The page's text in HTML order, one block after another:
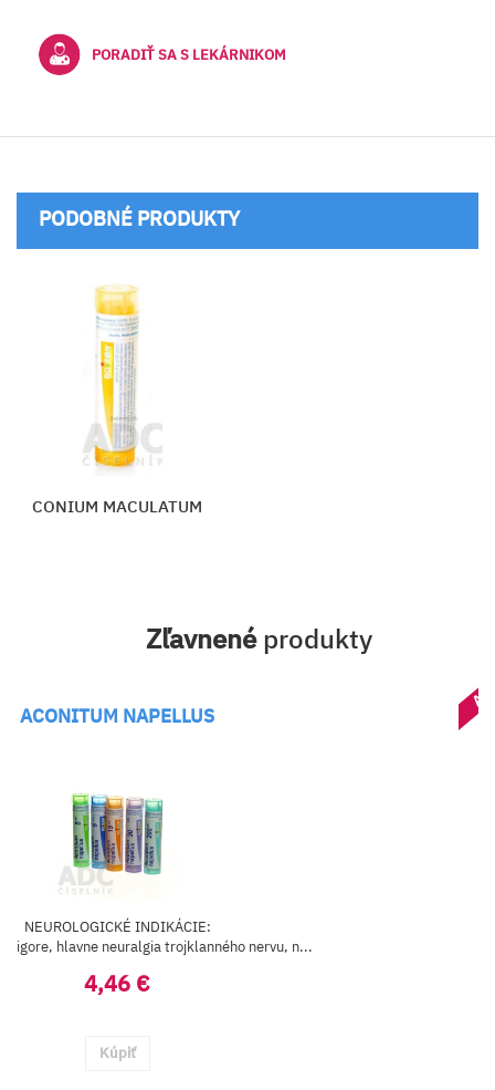
PORADIŤ SA S LEKÁRNIKOM
PODOBNÉ PRODUKTY
CONIUM MACULATUM
Zľavnenéprodukty
ACONITUM NAPELLUS
NEUROLOGICKÉ INDIKÁCIE:
frigore, hlavne neuralgia trojklanného nervu, n...
4,46 €
Kúpiť